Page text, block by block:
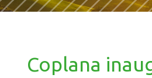
Coplana